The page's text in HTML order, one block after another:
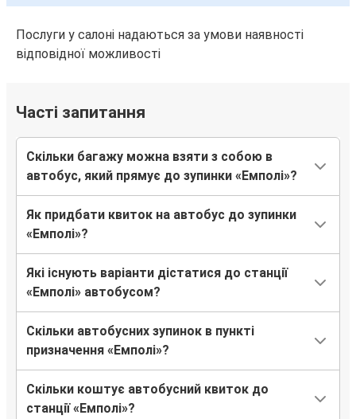
Послуги у салоні надаються за умови наявності
відповідної можливості
Часті запитання
Скільки багажу можна взяти з собою в
автобус, який прямує до зупинки «Емполі»?
Як придбати квиток на автобус до зупинки
«Емполі»?
Які існують варіанти дістатися до станції
«Емполі» автобусом?
Скільки автобусних зупинок в пункті
призначення «Емполі»?
Скільки коштує автобусний квиток до
станції «Емполі»?